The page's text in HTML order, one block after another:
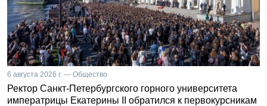
6 августа 2026 г. — Общество
Ректор Санкт-Петербургского горного университета
императрицы Екатерины II обратился к первокурсникам